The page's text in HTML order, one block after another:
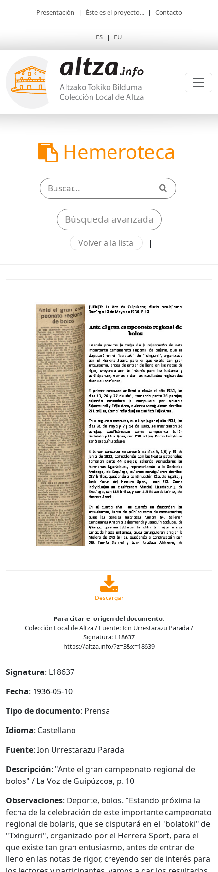
Presentación | Éste es el proyecto... | Contacto
ES | EU
Hemeroteca
Búsqueda avanzada
Volver a la lista |
Descargar
Para citar el origen del documento:
Colección Local de Altza / Fuente: Ion Urrestarazu Parada /
Signatura: L18637
https://altza.info/?z=3&x=18639
Signatura: L18637
Fecha: 1936-05-10
Tipo de documento: Prensa
Idioma: Castellano
Fuente: Ion Urrestarazu Parada
Descripción: "Ante el gran campeonato regional de
bolos" / La Voz de Guipúzcoa, p. 10
Observaciones: Deporte, bolos. "Estando próxima la
fecha de la celebración de este importante campeonato
regional de bolaris, que se disputará en el "bolatoki" de
"Txingurri", organizado por el Herrera Sport, para el
que existe tan gran entusiasmo, antes de entrar de
lleno en las notas de rigor, creyendo ser de interés para